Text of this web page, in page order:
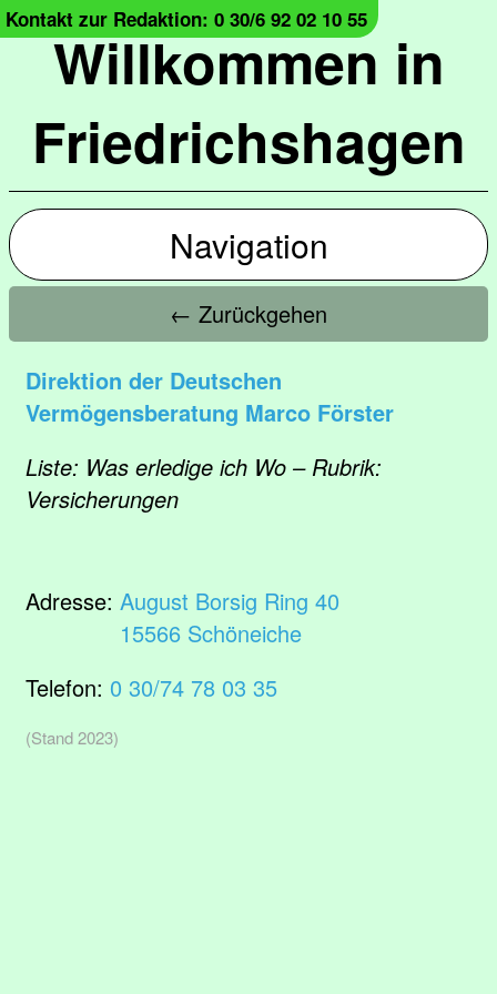
Willkommen in
Friedrichshagen
Kontakt zur Redaktion: 0 30/6 92 02 10 55
Navigation
← Zurückgehen
Direktion der Deutschen
Vermögensberatung Marco Förster
Liste: Was erledige ich Wo – Rubrik:
Versicherungen
Adresse: August Borsig Ring 40
15566 Schöneiche
Telefon: 0 30/74 78 03 35
(Stand 2023)